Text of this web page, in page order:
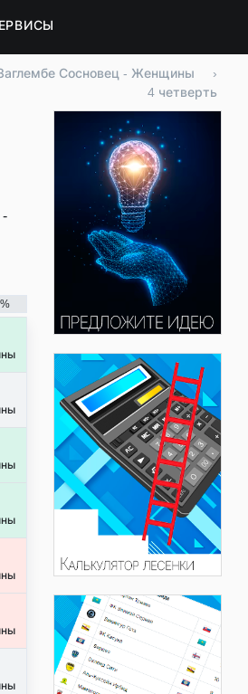
Сосновец - Женщины
›
4 четверть
-